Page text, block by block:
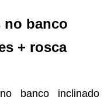
no banco
+ rosca
banco inclinado